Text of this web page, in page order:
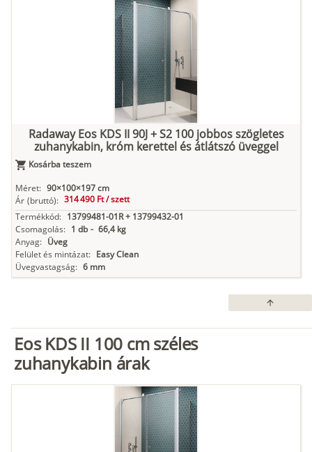
Radaway Eos KDS II 90J + S2 100 jobbos szögletes
zuhanykabin, króm kerettel és átlátszó üveggel
Kosárba teszem
Méret: 90×100×197 cm
Ár (bruttó): 314 490 Ft /szett
Termékkód: 13799481-01R + 13799432-01
Csomagolás: 1 db - 66,4 kg
Anyag: Üveg
Felület és mintázat: Easy Clean
Üvegvastagság: 6 mm
arrow_upward
Eos KDS II 100 cm széles
zuhanykabin árak